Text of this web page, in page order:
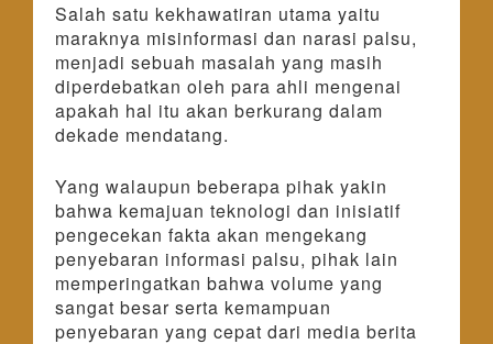
Salah satu kekhawatiran utama yaitu
maraknya misinformasi dan narasi palsu,
menjadi sebuah masalah yang masih
diperdebatkan oleh para ahli mengenai
apakah hal itu akan berkurang dalam
dekade mendatang.
Yang walaupun beberapa pihak yakin
bahwa kemajuan teknologi dan inisiatif
pengecekan fakta akan mengekang
penyebaran informasi palsu, pihak lain
memperingatkan bahwa volume yang
sangat besar serta kemampuan
penyebaran yang cepat dari media berita